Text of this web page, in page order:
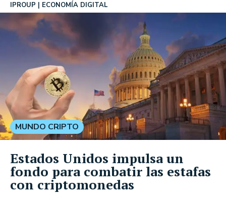
IPROUP ECONOMÍA DIGITAL
MUNDO CRIPTO
Estados Unidos impulsa un
fondo para combatir las estafas
con criptomonedas